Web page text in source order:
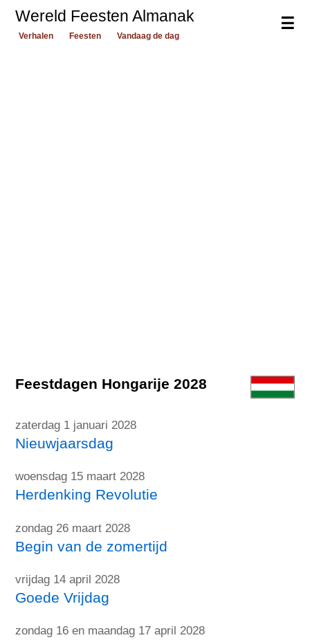
☰
Wereld Feesten Almanak
Verhalen Feesten Vandaag de dag
Feestdagen Hongarije 2028
zaterdag 1 januari 2028
Nieuwjaarsdag
woensdag 15 maart 2028
Herdenking Revolutie
zondag 26 maart 2028
Begin van de zomertijd
vrijdag 14 april 2028
Goede Vrijdag
zondag 16 en maandag 17 april 2028